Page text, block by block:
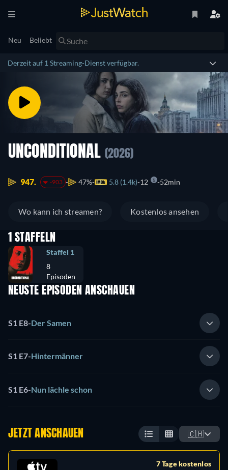
Neu Beliebt
Derzeit auf 1 Streaming-Dienst verfügbar.
UNCONDITIONAL (2026)
947. -903 47% 5.8 (1.4k) 12 52min
Wo kann ich streamen? Kostenlos ansehen
1 STAFFELN
Staffel 1
8
Episoden
NEUSTE EPISODEN ANSCHAUEN
S1 E8-Der Samen
S1 E7-Hintermänner
S1 E6-Nun lächle schon
JETZT ANSCHAUEN 🇨🇭
7 Tage kostenlos